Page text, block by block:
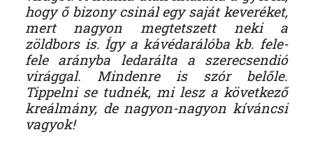
hogy ő bizony csinál egy saját keveréket,
mert nagyon megtetszett neki a
zöldbors is. Így a kávédarálóba kb. fele-
fele arányba ledarálta a szerecsendió
virággal. Mindenre is szór belőle.
Tippelni se tudnék, mi lesz a következő
kreálmány, de nagyon-nagyon kíváncsi
vagyok!